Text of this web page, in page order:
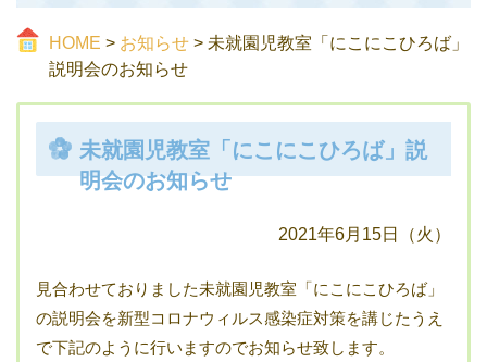
HOME > お知らせ > 未就園児教室「にこにこひろば」
説明会のお知らせ
未就園児教室「にこにこひろば」説
明会のお知らせ
2021年6月15日（火）
見合わせておりました未就園児教室「にこにこひろば」
の説明会を新型コロナウィルス感染症対策を講じたうえ
で下記のように行いますのでお知らせ致します。